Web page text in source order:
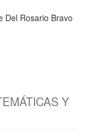
Del Rosario Bravo
Y